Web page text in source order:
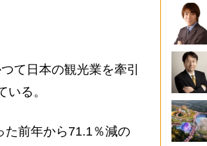
日本の観光業を牽引
る。
前年から71.1％減の